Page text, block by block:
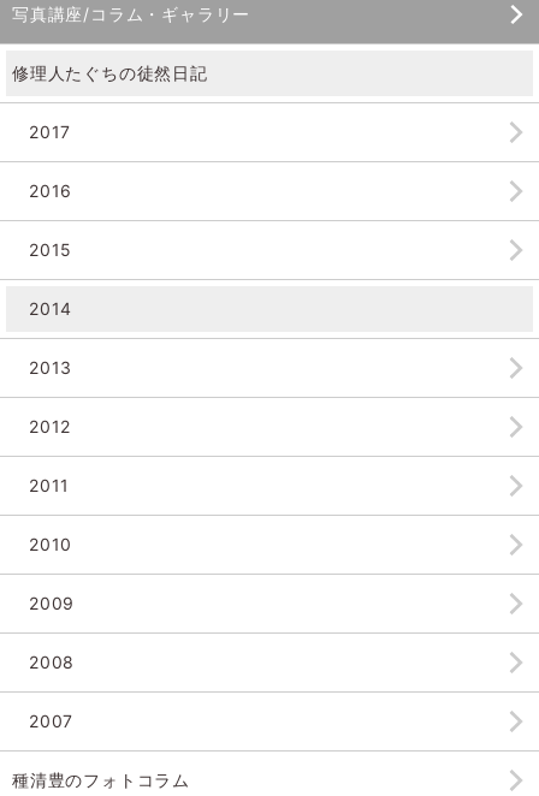
写真講座/コラム・ギャラリー
修理人たぐちの徒然日記
2017
2016
2015
2014
2013
2012
2011
2010
2009
2008
2007
種清豊のフォトコラム